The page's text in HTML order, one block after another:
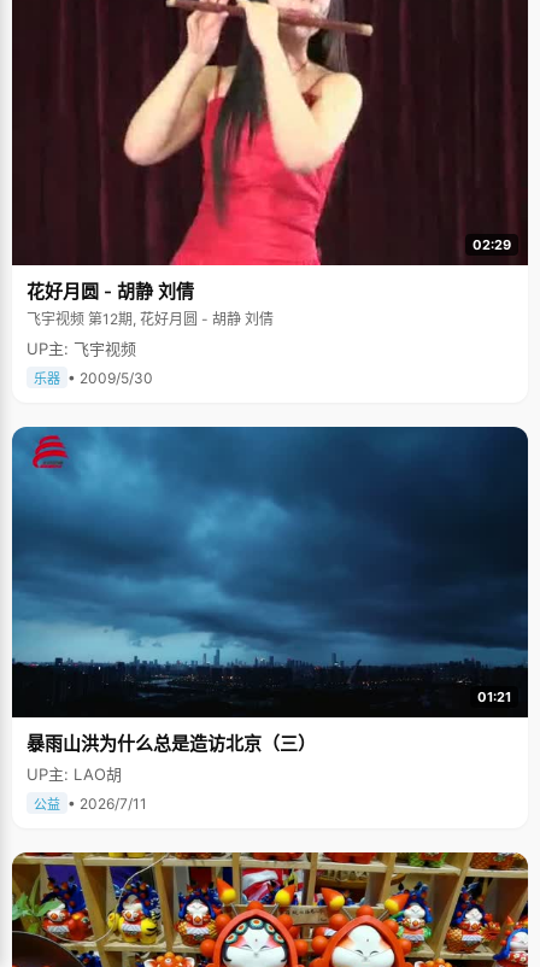
02:29
花好月圆 - 胡静 刘倩
飞宇视频 第12期, 花好月圆 - 胡静 刘倩
UP主: 飞宇视频
乐器 • 2009/5/30
01:21
暴雨山洪为什么总是造访北京（三）
UP主: LAO胡
公益 • 2026/7/11